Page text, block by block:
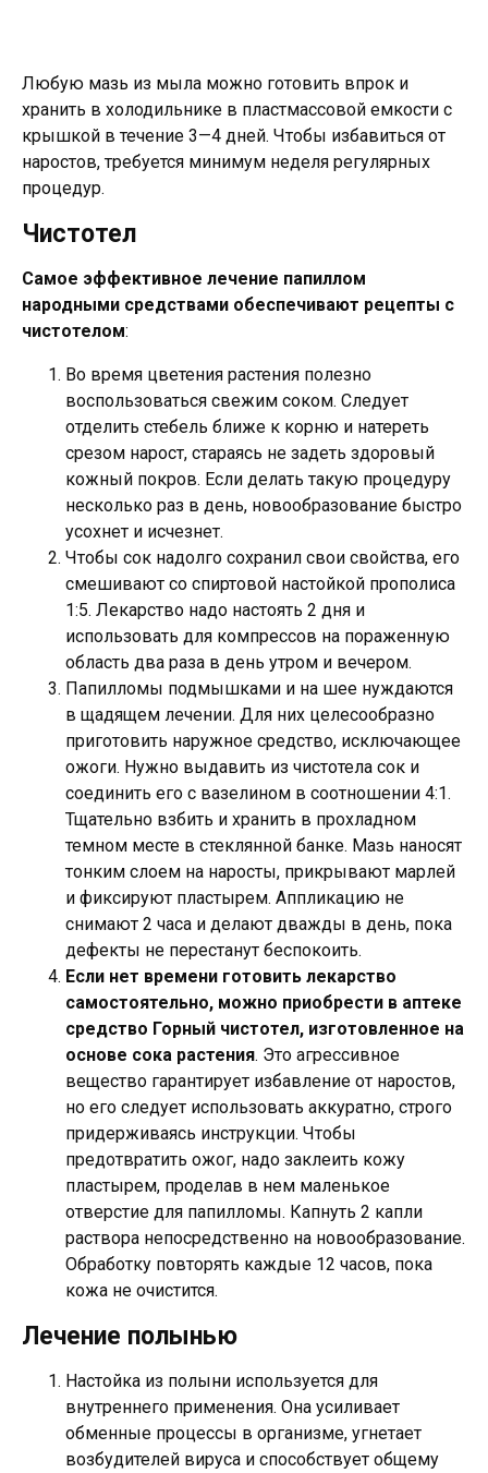
Любую мазь из мыла можно готовить впрок и
хранить в холодильнике в пластмассовой емкости с
крышкой в течение 3—4 дней. Чтобы избавиться от
наростов, требуется минимум неделя регулярных
процедур.
Чистотел
Самое эффективное лечение папиллом
народными средствами обеспечивают рецепты с
чистотелом:
Во время цветения растения полезно
воспользоваться свежим соком. Следует
отделить стебель ближе к корню и натереть
срезом нарост, стараясь не задеть здоровый
кожный покров. Если делать такую процедуру
несколько раз в день, новообразование быстро
усохнет и исчезнет.
Чтобы сок надолго сохранил свои свойства, его
смешивают со спиртовой настойкой прополиса
1:5. Лекарство надо настоять 2 дня и
использовать для компрессов на пораженную
область два раза в день утром и вечером.
Папилломы подмышками и на шее нуждаются
в щадящем лечении. Для них целесообразно
приготовить наружное средство, исключающее
ожоги. Нужно выдавить из чистотела сок и
соединить его с вазелином в соотношении 4:1.
Тщательно взбить и хранить в прохладном
темном месте в стеклянной банке. Мазь наносят
тонким слоем на наросты, прикрывают марлей
и фиксируют пластырем. Аппликацию не
снимают 2 часа и делают дважды в день, пока
дефекты не перестанут беспокоить.
Если нет времени готовить лекарство
самостоятельно, можно приобрести в аптеке
средство Горный чистотел, изготовленное на
основе сока растения. Это агрессивное
вещество гарантирует избавление от наростов,
но его следует использовать аккуратно, строго
придерживаясь инструкции. Чтобы
предотвратить ожог, надо заклеить кожу
пластырем, проделав в нем маленькое
отверстие для папилломы. Капнуть 2 капли
раствора непосредственно на новообразование.
Обработку повторять каждые 12 часов, пока
кожа не очистится.
Лечение полынью
Настойка из полыни используется для
внутреннего применения. Она усиливает
обменные процессы в организме, угнетает
возбудителей вируса и способствует общему